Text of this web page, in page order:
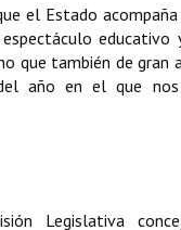
el Estado
educativo
que también de
año en el que nos
Legislativa